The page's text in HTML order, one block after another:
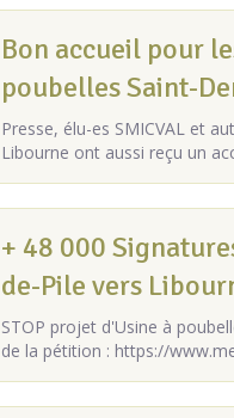
Bon accueil pour
poubelles Saint-
Presse, élu-es SMICVAL et
Libourne ont aussi reçu un
+ 48 000
de-Pile vers
STOP projet d'Usine à
de la pétition : https://